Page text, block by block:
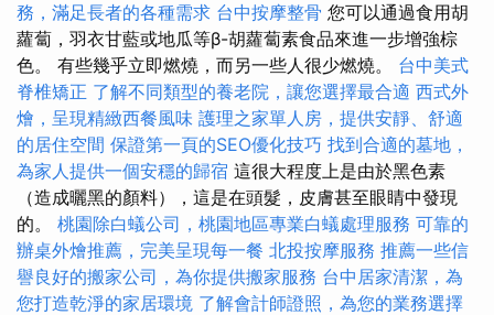
務，滿足長者的各種需求 台中按摩整骨 您可以通過食用胡
蘿蔔，羽衣甘藍或地瓜等β-胡蘿蔔素食品來進一步增強棕
色。 有些幾乎立即燃燒，而另一些人很少燃燒。 台中美式
脊椎矯正 了解不同類型的養老院，讓您選擇最合適 西式外
燴，呈現精緻西餐風味 護理之家單人房，提供安靜、舒適
的居住空間 保證第一頁的SEO優化技巧 找到合適的墓地，
為家人提供一個安穩的歸宿 這很大程度上是由於黑色素
（造成曬黑的顏料），這是在頭髮，皮膚甚至眼睛中發現
的。 桃園除白蟻公司，桃園地區專業白蟻處理服務 可靠的
辦桌外燴推薦，完美呈現每一餐 北投按摩服務 推薦一些信
譽良好的搬家公司，為你提供搬家服務 台中居家清潔，為
您打造乾淨的家居環境 了解會計師證照，為您的業務選擇